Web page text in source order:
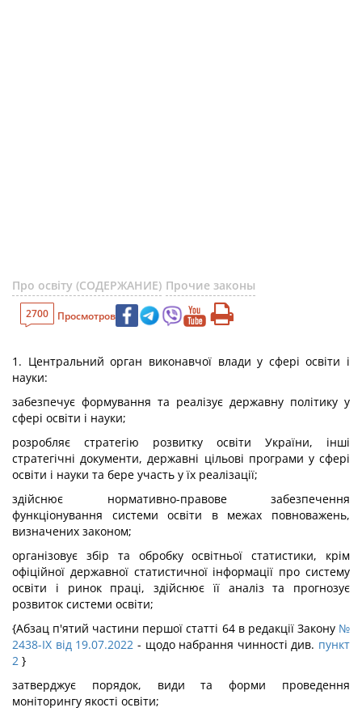
Про освіту (СОДЕРЖАНИЕ) Прочие законы
2700 Просмотров
1. Центральний орган виконавчої влади у сфері освіти і
науки:
забезпечує формування та реалізує державну політику у
сфері освіти і науки;
розробляє стратегію розвитку освіти України, інші
стратегічні документи, державні цільові програми у сфері
освіти і науки та бере участь у їх реалізації;
здійснює нормативно-правове забезпечення
функціонування системи освіти в межах повноважень,
визначених законом;
організовує збір та обробку освітньої статистики, крім
офіційної державної статистичної інформації про систему
освіти і ринок праці, здійснює її аналіз та прогнозує
розвиток системи освіти;
{Абзац п'ятий частини першої статті 64 в редакції Закону №
2438-IX від 19.07.2022 - щодо набрання чинності див. пункт
2 }
затверджує порядок, види та форми проведення
моніторингу якості освіти;